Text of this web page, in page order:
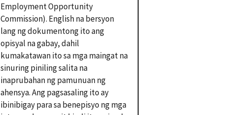
Employment Opportunity
Commission). English na bersyon
lang ng dokumentong ito ang
opisyal na gabay, dahil
kumakatawan ito sa mga maingat na
sinuring piniling salita na
inaprubahan ng pamunuan ng
ahensya. Ang pagsasaling ito ay
ibinibigay para sa benepisyo ng mga